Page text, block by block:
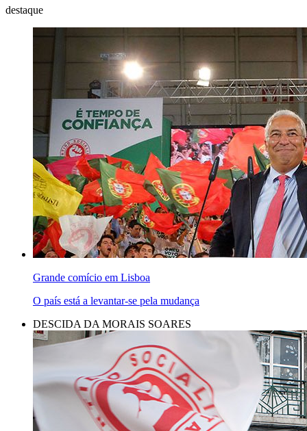
destaque
Grande comício em Lisboa
O país está a levantar-se pela mudança
DESCIDA DA MORAIS SOARES